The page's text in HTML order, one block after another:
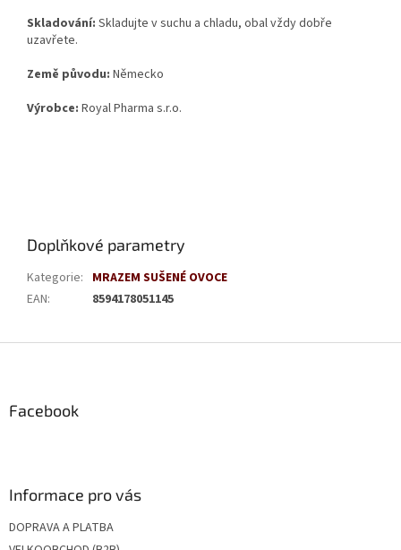
Skladování: Skladujte v suchu a chladu, obal vždy dobře
uzavřete.
Země původu: Německo
Výrobce: Royal Pharma s.r.o.
Doplňkové parametry
Kategorie: MRAZEM SUŠENÉ OVOCE
EAN: 8594178051145
Facebook
Informace pro vás
DOPRAVA A PLATBA